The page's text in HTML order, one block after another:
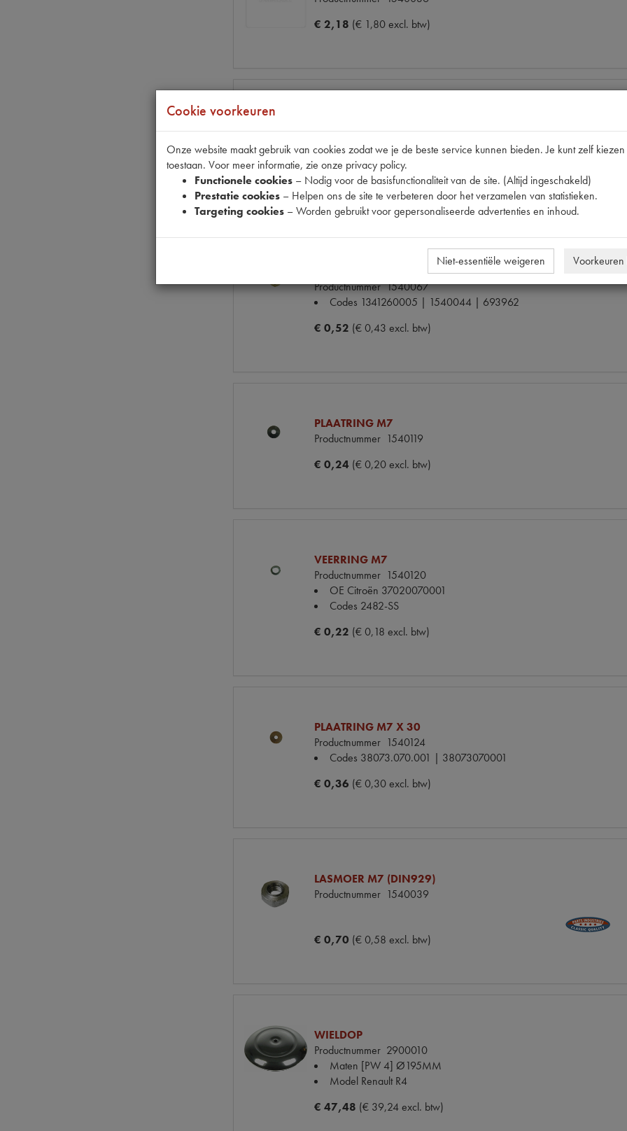
€ 2,18 (€ 1,80 excl. btw)
Productnummer1540042
Codes3687
€ 0,31(€ 0,26 excl. btw)
MOER M7 MESSING CU2/CU3
Productnummer1540067
Codes 1341260005 | 1540044 | 693962
€ 0,52 (€ 0,43 excl. btw)
PLAATRING M7
Productnummer 1540119
€ 0,24 (€ 0,20 excl. btw)
VEERRING M7
Productnummer 1540120
OE Citroën 37020070001
Codes 2482-SS
€ 0,22 (€ 0,18 excl. btw)
PLAATRING M7 X 30
Productnummer 1540124
Codes 38073.070.001 | 38073070001
€ 0,36 (€ 0,30 excl. btw)
LASMOER M7 (DIN929)
Productnummer 1540039
€ 0,70 (€ 0,58 excl. btw)
WIELDOP
Productnummer 2900010
Maten [PW 4] Ø195MM
Model Renault R4
€ 47,48 (€ 39,24 excl. btw)
Cookie voorkeuren
Onze website maakt gebruik van cookies zodat we je de beste service kunnen bieden. Je kunt zelf
toestaan. Voor meer informatie, zie onze privacy policy.
Functionele cookies – Nodig voor de basisfunctionaliteit van de site. (Altijd ingeschakeld)
Prestatie cookies – Helpen ons de site te verbeteren door het verzamelen van statistieken.
Targeting cookies – Worden gebruikt voor gepersonaliseerde advertenties en inhoud.
Niet-essentiële weigeren